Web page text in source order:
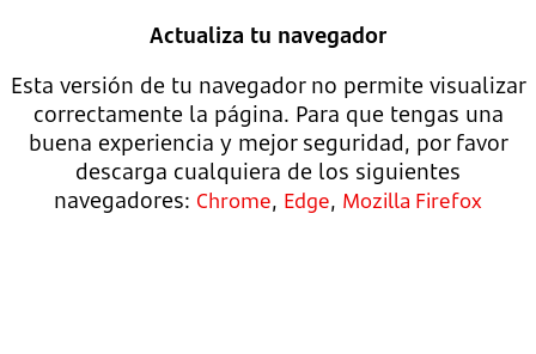
Actualiza tu navegador
Esta versión de tu navegador no permite visualizar
correctamente la página. Para que tengas una
buena experiencia y mejor seguridad, por favor
descarga cualquiera de los siguientes
navegadores: Chrome, Edge, Mozilla Firefox